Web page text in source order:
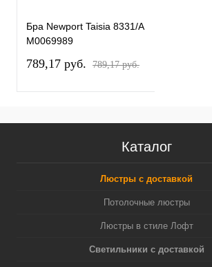
Бра Newport Taisia 8331/A
М0069989
789,17 pуб. 789,17 pуб.
Каталог
Люстры с доставкой
Потолочные люстры
Люстры в стиле Лофт
Светильники с доставкой